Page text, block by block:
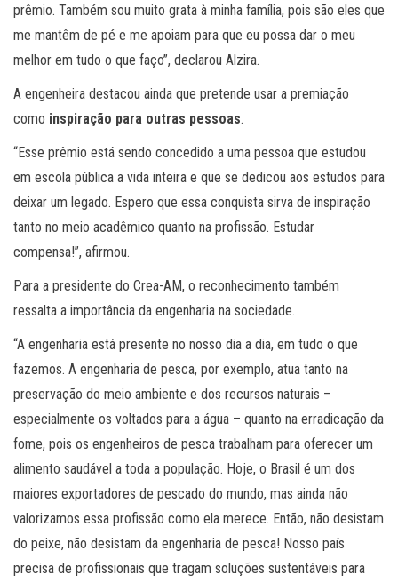
prêmio. Também sou muito grata à minha família, pois são eles que
me mantêm de pé e me apoiam para que eu possa dar o meu
melhor em tudo o que faço”, declarou Alzira.
A engenheira destacou ainda que pretende usar a premiação
como inspiração para outras pessoas.
“Esse prêmio está sendo concedido a uma pessoa que estudou
em escola pública a vida inteira e que se dedicou aos estudos para
deixar um legado. Espero que essa conquista sirva de inspiração
tanto no meio acadêmico quanto na profissão. Estudar
compensa!”, afirmou.
Para a presidente do Crea-AM, o reconhecimento também
ressalta a importância da engenharia na sociedade.
“A engenharia está presente no nosso dia a dia, em tudo o que
fazemos. A engenharia de pesca, por exemplo, atua tanto na
preservação do meio ambiente e dos recursos naturais –
especialmente os voltados para a água – quanto na erradicação da
fome, pois os engenheiros de pesca trabalham para oferecer um
alimento saudável a toda a população. Hoje, o Brasil é um dos
maiores exportadores de pescado do mundo, mas ainda não
valorizamos essa profissão como ela merece. Então, não desistam
do peixe, não desistam da engenharia de pesca! Nosso país
precisa de profissionais que tragam soluções sustentáveis para